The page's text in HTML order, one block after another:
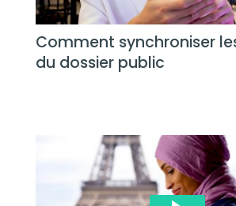
Comment synchroniser
du dossier public